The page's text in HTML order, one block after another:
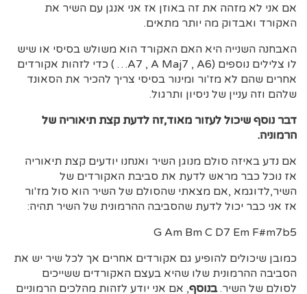
אם אני לא מזהה את זה באוזן אז אני אנגן עם השיר את
האקורד ואבדוק מה יותר מתאים.
האבחנה השנייה היא האם האקורד הוא משולש בסיסי או שיש
לו צלילים נוספים (A7 , A Maj7 , A6… ) כדי לזהות אקורדים
אחרים שהם לא מז'ור ומינור בסיסי צריך להכיר את הסאונד
שלהם וזה עניין של ניסיון ותרגול.
דבר נוסף שיכול לעזור מאוד,זה לדעת קצת תיאוריה של
הרמוניה.
אם נדע באיזה סולם מנוגן השיר ואנחנו יודעים קצת תיאוריה
אז נוכל כבר מראש לדעת את סביבת האקורדים של
השיר,לדוגמא ,אם מצאתי שהסולם של השיר הוא סול מז'ור
אז אני כבר יכול לדעת שהסביבה ההרמונית של השיר תהיה:
G Am Bm C D7 Em F#m7b5
כמובן שיכולים להופיע גם אקורדים אחרים אך לכל שיר יש את
הסביבה ההרמונית שלו שהיא בעצם האקורדים ששייכים
לסולם של השיר.בנוסף, אם אני יודע לזהות מהלכים הרמוניים